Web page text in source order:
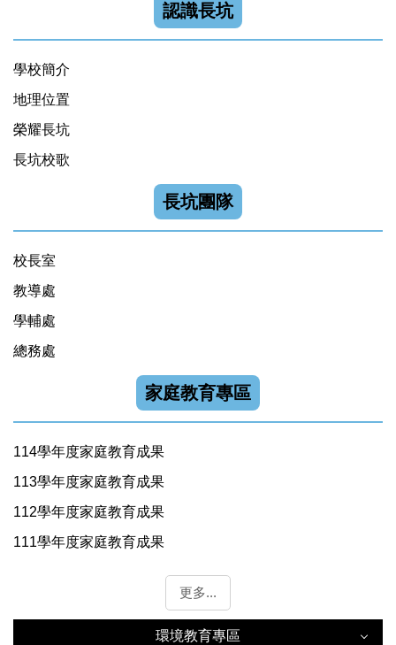
認識長坑
學校簡介
地理位置
榮耀長坑
長坑校歌
長坑團隊
校長室
教導處
學輔處
總務處
家庭教育專區
114學年度家庭教育成果
113學年度家庭教育成果
112學年度家庭教育成果
111學年度家庭教育成果
更多...
環境教育專區